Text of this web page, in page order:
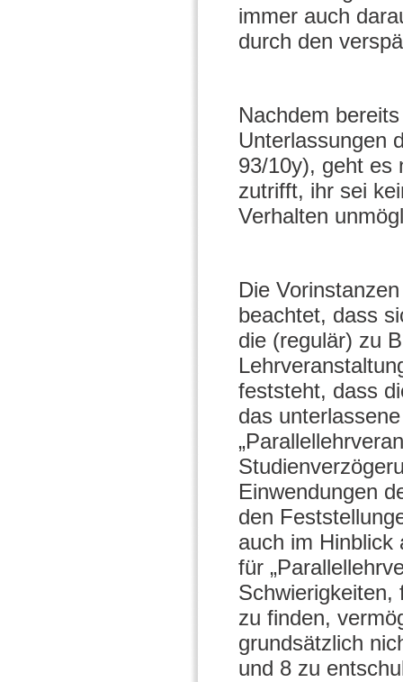
immer auch
durch den
Nachdem
Unterlassungen
93/10y), geht es
zutrifft, ihr sei
Verhalten
Die
beachtet, dass
die (regulär) zu
feststeht, dass
das
Einwendungen
den
auch im Hinblick
für
Schwierigkeiten,
zu finden,
grundsätzlich
und 8 zu